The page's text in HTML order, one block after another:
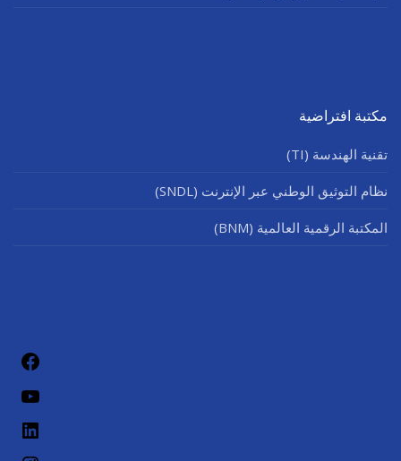
مكتبة افتراضية
تقنية الهندسة (TI)
نظام التوثيق الوطني عبر الإنترنت (SNDL)
المكتبة الرقمية العالمية (BNM)
لينكد إن